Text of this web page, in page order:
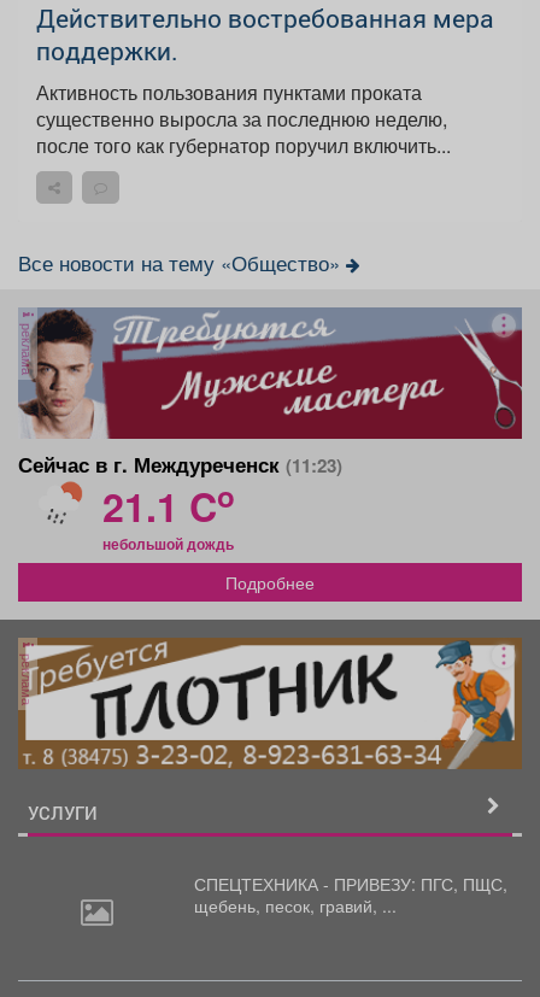
Действительно востребованная мера
поддержки.
Активность пользования пунктами проката
существенно выросла за последнюю неделю,
после того как губернатор поручил включить...
Все новости на тему «Общество»
реклама
Сейчас в г. Междуреченск (11:23)
21.1 Co
небольшой дождь
Подробнее
реклама
УСЛУГИ
СПЕЦТЕХНИКА - ПРИВЕЗУ: ПГС, ПЩС,
щебень, песок, гравий, ...